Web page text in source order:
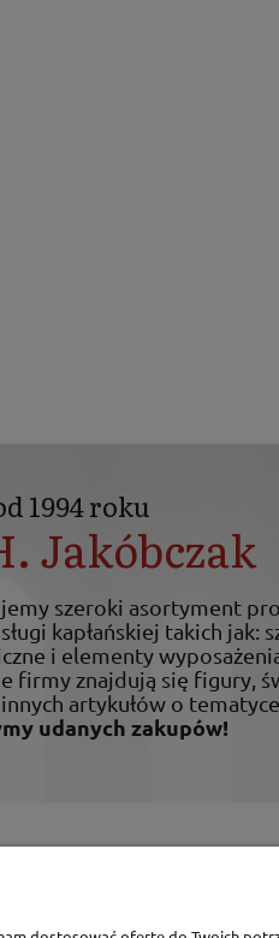
1994 roku
Jakóbczak
szeroki asortyment
kapłańskiej takich jak:
i elementy
firmy znajdują się figury,
artykułów o
udanych zakupów!